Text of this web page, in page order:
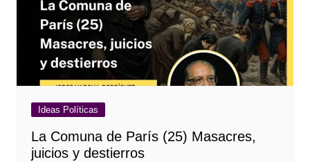
Ideas Políticas
La Comuna de París (25) Masacres,
juicios y destierros